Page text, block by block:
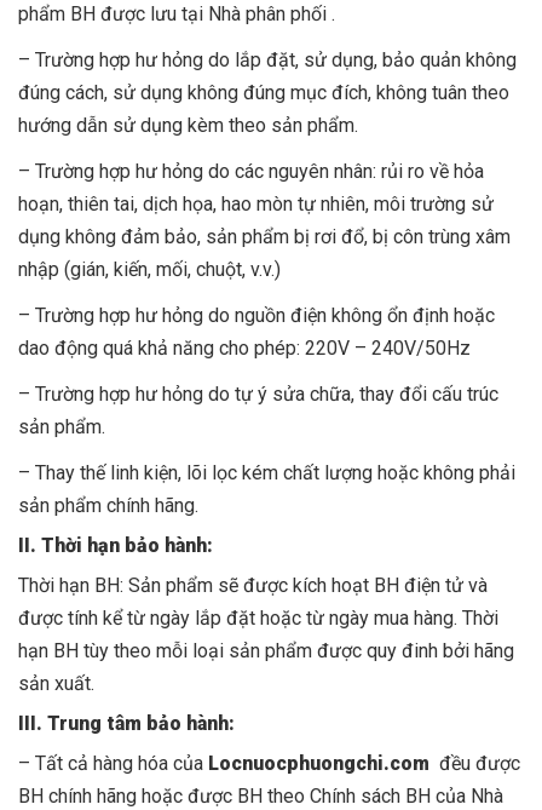
phẩm BH được lưu tại Nhà phân phối .
– Trường hợp hư hỏng do lắp đặt, sử dụng, bảo quản không
đúng cách, sử dụng không đúng mục đích, không tuân theo
hướng dẫn sử dụng kèm theo sản phẩm.
– Trường hợp hư hỏng do các nguyên nhân: rủi ro về hỏa
hoạn, thiên tai, dịch họa, hao mòn tự nhiên, môi trường sử
dụng không đảm bảo, sản phẩm bị rơi đổ, bị côn trùng xâm
nhập (gián, kiến, mối, chuột, v.v.)
– Trường hợp hư hỏng do nguồn điện không ổn định hoặc
dao động quá khả năng cho phép: 220V – 240V/50Hz
– Trường hợp hư hỏng do tự ý sửa chữa, thay đổi cấu trúc
sản phẩm.
– Thay thế linh kiện, lõi lọc kém chất lượng hoặc không phải
sản phẩm chính hãng.
II. Thời hạn bảo hành:
Thời hạn BH: Sản phẩm sẽ được kích hoạt BH điện tử và
được tính kể từ ngày lắp đặt hoặc từ ngày mua hàng. Thời
hạn BH tùy theo mỗi loại sản phẩm được quy đinh bởi hãng
sản xuất.
III. Trung tâm bảo hành:
– Tất cả hàng hóa của Locnuocphuongchi.com đều được
BH chính hãng hoặc được BH theo Chính sách BH của Nhà